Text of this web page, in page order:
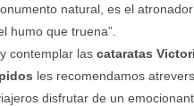
natural, es el
humo que truena”.
y contemplar las cataratas
les recomendamos
disfrutar de un